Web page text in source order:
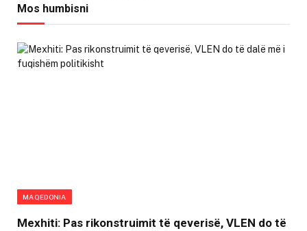
Mos humbisni
MAQEDONIA
Mexhiti: Pas rikonstruimit të qeverisë, VLEN do të